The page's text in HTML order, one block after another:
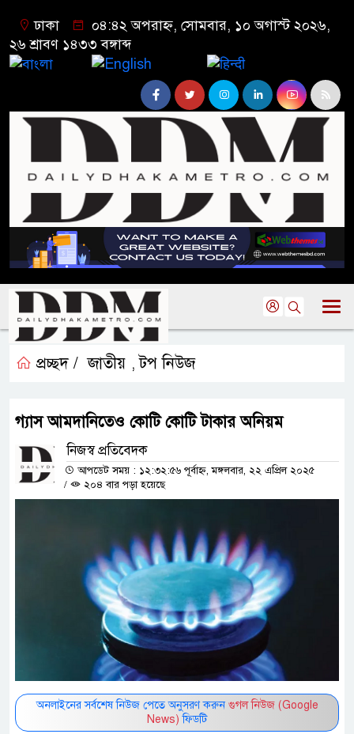
ঢাকা
০৪:৪২ অপরাহ্ন, সোমবার, ১০ অগাস্ট ২০২৬,
২৬ শ্রাবণ ১৪৩৩ বঙ্গাব্দ
প্রচ্ছদ / জাতীয় ,টপ নিউজ
গ্যাস আমদানিতেও কোটি কোটি টাকার অনিয়ম
নিজস্ব প্রতিবেদক
আপডেট সময় : ১২:৩২:৫৬ পূর্বাহ্ন, মঙ্গলবার, ২২ এপ্রিল ২০২৫
/
২০৪ বার পড়া হয়েছে
অনলাইনের সর্বশেষ নিউজ পেতে অনুসরণ করুন গুগল নিউজ (Google
News) ফিডটি